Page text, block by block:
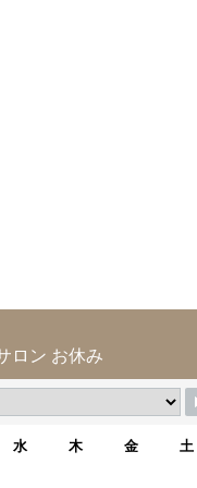
ロン お休み
水 木 金 土